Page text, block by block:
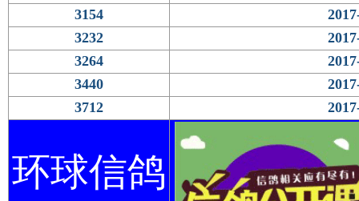
3154
3232
3264
3440
3712
环球信鸽